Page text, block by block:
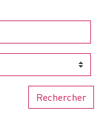
Rechercher